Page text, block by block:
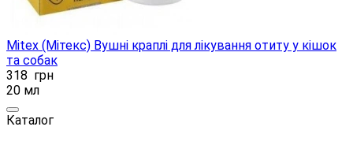
Mitex (Мітекс) Вушні краплі для лікування отиту у кішок
та собак
318 грн
20 мл
Каталог